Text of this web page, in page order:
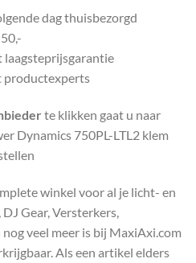
dag thuisbezorgd
laagsteprijsgarantie
productexperts
te klikken gaat u naar
Dynamics 750PL-LTL2 klem
winkel voor al je licht- en
Gear, Versterkers,
veel meer is bij MaxiAxi.com
Als een artikel elders